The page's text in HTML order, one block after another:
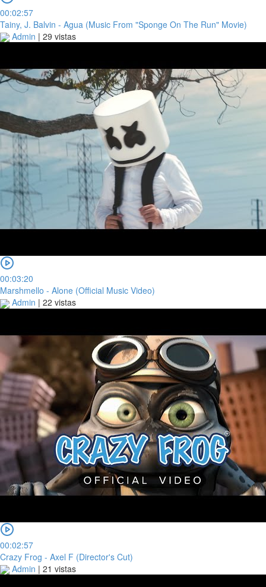
00:02:57
Tainy, J. Balvin - Agua (Music From "Sponge On The Run" Movie)
Admin | 29 vistas
00:03:20
Marshmello - Alone (Official Music Video)
Admin | 22 vistas
00:02:57
Crazy Frog - Axel F (Director's Cut)
Admin | 21 vistas